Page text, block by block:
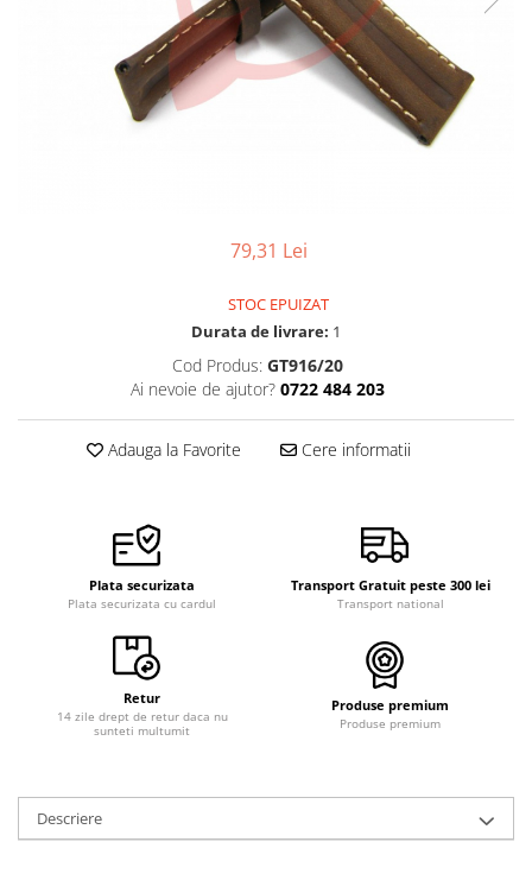
Ceasuri Daniel Klein
Ceasuri Lorus
Ceasuri Q&Q
Ceasuri Reflex
Scule de Mana
Suporti de Lucru
Surubelnite fine
79,31 Lei
STOC EPUIZAT
Durata de livrare: 1
Cod Produs: GT916/20
Ai nevoie de ajutor? 0722 484 203
Adauga la Favorite Cere informatii
Plata securizata
Plata securizata cu cardul
Transport Gratuit peste 300 lei
Transport national
Retur
14 zile drept de retur daca nu
sunteti multumit
Produse premium
Produse premium
Descriere